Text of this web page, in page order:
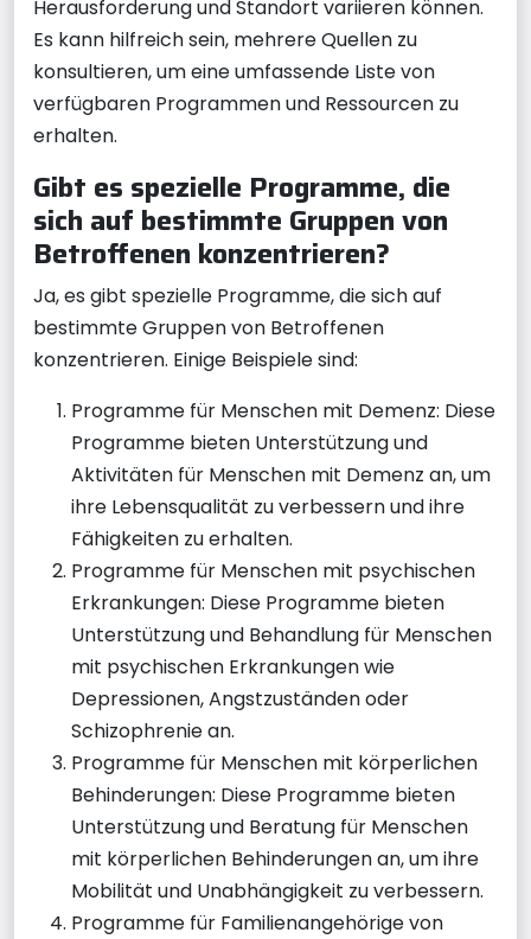
Herausforderung und Standort variieren können.
Es kann hilfreich sein, mehrere Quellen zu
konsultieren, um eine umfassende Liste von
verfügbaren Programmen und Ressourcen zu
erhalten.
Gibt es spezielle Programme, die
sich auf bestimmte Gruppen von
Betroffenen konzentrieren?
Ja, es gibt spezielle Programme, die sich auf
bestimmte Gruppen von Betroffenen
konzentrieren. Einige Beispiele sind:
Programme für Menschen mit Demenz: Diese
Programme bieten Unterstützung und
Aktivitäten für Menschen mit Demenz an, um
ihre Lebensqualität zu verbessern und ihre
Fähigkeiten zu erhalten.
Programme für Menschen mit psychischen
Erkrankungen: Diese Programme bieten
Unterstützung und Behandlung für Menschen
mit psychischen Erkrankungen wie
Depressionen, Angstzuständen oder
Schizophrenie an.
Programme für Menschen mit körperlichen
Behinderungen: Diese Programme bieten
Unterstützung und Beratung für Menschen
mit körperlichen Behinderungen an, um ihre
Mobilität und Unabhängigkeit zu verbessern.
Programme für Familienangehörige von